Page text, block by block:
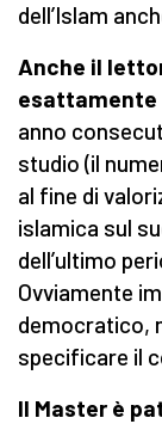
dell’Islam
Anche il
esattamente
anno
studio (il
al fine di
islamica sul
dell’ultimo
Ovviamente
democratico,
specificare il
Il Master è